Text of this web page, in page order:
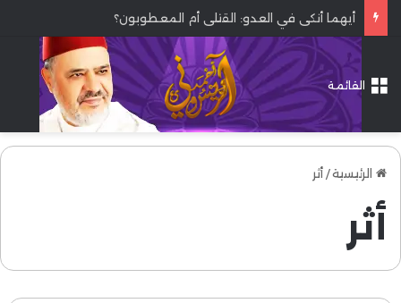
أيهما أنكى في العدو: القتلى أم المعطوبون؟
القائمة
الرئيسية/ أثر
أثر